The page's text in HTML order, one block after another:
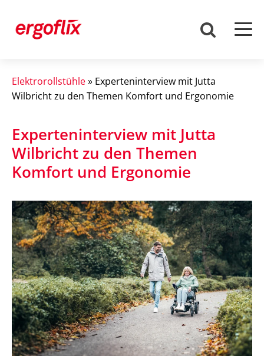
Elektrorollstühle» Experteninterview mit Jutta
Wilbricht zu den Themen Komfort und Ergonomie
Experteninterview mit Jutta
Wilbricht zu den Themen
Komfort und Ergonomie